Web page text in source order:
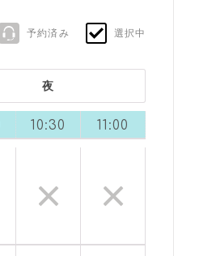
予約済み 選択中
夜
10:30 11:00